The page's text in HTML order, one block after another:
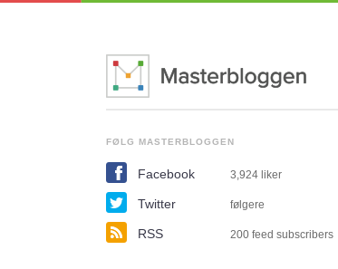
FØLG MASTERBLOGGEN
Facebook 3,924 liker
Twitter følgere
RSS 200 feed subscribers